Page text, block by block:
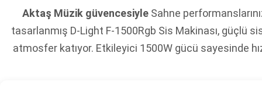
Aktaş Müzik güvencesiyle Sahne
tasarlanmış D-Light F-1500Rgb Sis Makinası, güçlü
atmosfer katıyor. Etkileyici 1500W gücü sayesinde